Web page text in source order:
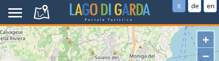
it de en
+
−